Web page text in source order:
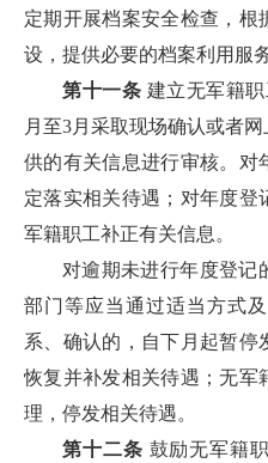
定期开展档案安全检查，根
设，提供必要的档案利用服务
第十一条 建立无军籍
月至3月采取现场确认或者
供的有关信息进行审核。对
定落实相关待遇；对年度登
军籍职工补正有关信息。
对逾期未进行年度登记
部门等应当通过适当方式
系、确认的，自下月起暂停
恢复并补发相关待遇；无军
理，停发相关待遇。
第十二条 鼓励无军籍